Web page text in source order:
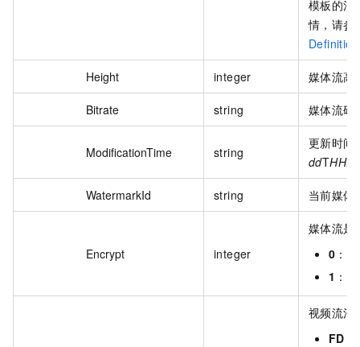
模板的清
情，请参
Definition
Height integer 媒体流高
Bitrate string 媒体流码
ModificationTime string
更新时间
ddT
WatermarkId string 当前媒体
Encrypt integer
媒体流是
0 ：
1 ：
视频流清
FD